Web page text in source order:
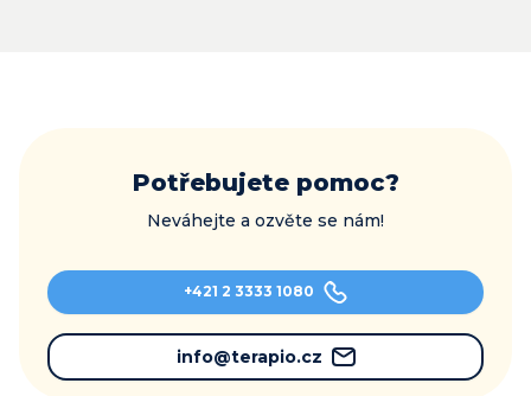
Potřebujete pomoc?
Neváhejte a ozvěte se nám!
+421 2 3333 1080
info@terapio.cz